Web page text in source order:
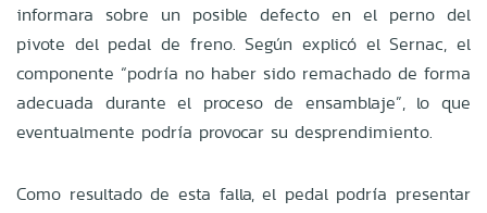
informara sobre un posible defecto en el perno del
pivote del pedal de freno. Según explicó el Sernac, el
componente “podría no haber sido remachado de forma
adecuada durante el proceso de ensamblaje”, lo que
eventualmente podría provocar su desprendimiento.
Como resultado de esta falla, el pedal podría presentar